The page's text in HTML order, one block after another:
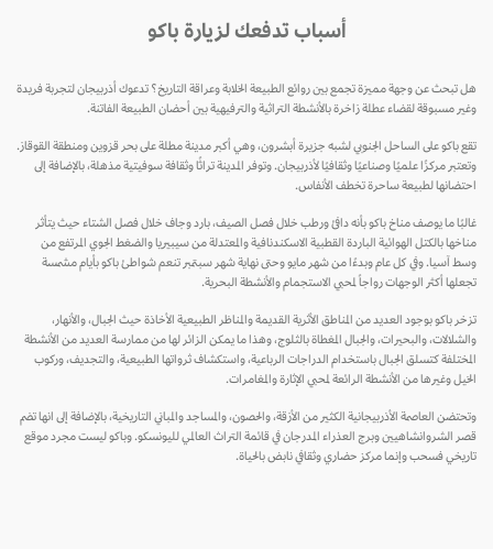
أسباب تدفعك لزيارة باكو
هل تبحث عن وجهة مميزة تجمع بين روائع الطبيعة الخلابة وعراقة التاريخ؟ تدعوك أذربيجان لتجربة فريدة
وغير مسبوقة لقضاء عطلة زاخرة بالأنشطة التراثية والترفيهية بين أحضان الطبيعة الفاتنة.
تقع باكو على الساحل الجنوبي لشبه جزيرة أبشرون، وهي أكبر مدينة مطلة على بحر قزوين ومنطقة القوقاز.
وتعتبر مركزًا علميًا وصناعيًا وثقافيًا لأذربيجان. وتوفر المدينة تراثًا وثقافة سوفيتية مذهلة، بالإضافة إلى
احتضانها لطبيعة ساحرة تخطف الأنفاس.
غالبًا ما يوصف مناخ باكو بأنه دافئ ورطب خلال فصل الصيف، بارد وجاف خلال فصل الشتاء حيث يتأثر
مناخها بالكتل الهوائية الباردة القطبية الاسكندنافية والمعتدلة من سيبيريا والضغط الجوي المرتفع من
وسط آسيا. وفي كل عام وبدءًا من شهر مايو وحتى نهاية شهر سبتمبر تنعم شواطئ باكو بأيام مشمسة
تجعلها أكثر الوجهات رواجاً لمحبي الاستجمام والأنشطة البحرية.
تزخر باكو بوجود العديد من المناطق الأثرية القديمة والمناظر الطبيعية الأخاذة حيث الجبال، والأنهار،
والشلالات، والبحيرات، والجبال المغطاة بالثلوج، وهذا ما يمكن الزائر لها من ممارسة العديد من الأنشطة
المختلفة كتسلق الجبال باستخدام الدراجات الرباعية، واستكشاف ثرواتها الطبيعية، والتجديف، وركوب
الخيل وغيرها من الأنشطة الرائعة لمحبي الإثارة والمغامرات.
وتحتضن العاصمة الأذربيجانية الكثير من الأزقة، والحصون، والمساجد والمباني التاريخية، بالإضافة إلى انها تضم
قصر الشروانشاهيين وبرج العذراء المدرجان في قائمة التراث العالمي لليونسكو. وباكو ليست مجرد موقع
تاريخي فسحب وإنما مركز حضاري وثقافي نابض بالحياة.